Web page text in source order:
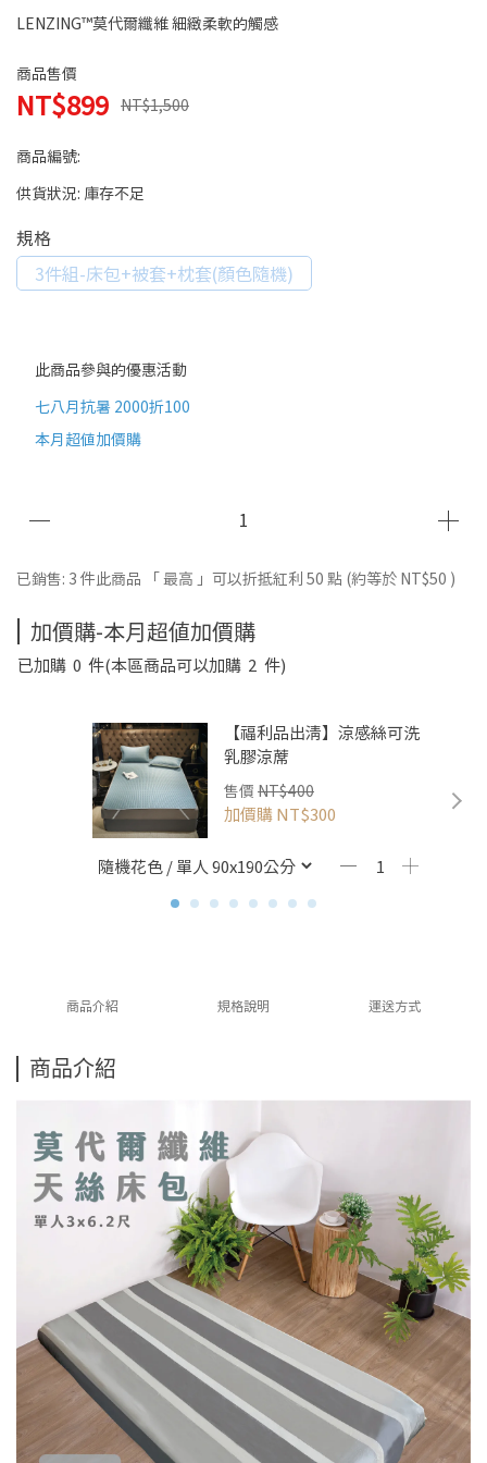
LENZING™莫代爾纖維 細緻柔軟的觸感
商品售價
NT$899 NT$1,500
商品編號:
供貨狀況: 庫存不足
規格
3件組-床包+被套+枕套(顏色隨機)
此商品參與的優惠活動
七八月抗暑 2000折100
本月超值加價購
已銷售: 3 件此商品 「 最高 」可以折抵紅利 50 點 (約等於 NT$50 )
加價購-本月超值加價購
已加購 0 件(本區商品可以加購 2 件)
【福利品出清】涼感絲可洗
乳膠涼蓆
售價 NT$400
加價購NT$300
商品介紹 規格說明 運送方式
商品介紹